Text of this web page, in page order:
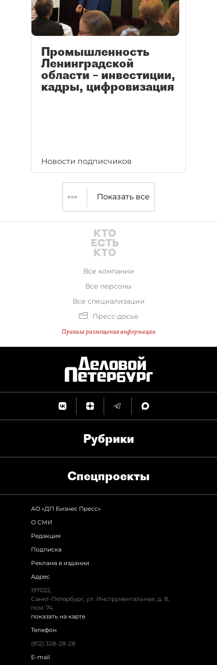
Промышленность
Ленинградской
области – инвестиции,
кадры, цифровизация
Новости подписчиков
Показать все
Все компании
Все персоны
Все специализации
Пресс-досье
Правила размещения информации
Рубрики
Спец­проекты
АО «ДП Бизнес Пресс»
О СМИ
Редакция
Подписка
Реклама в издании
Адрес
197022,
Санкт-Петербург, ул. Инструментальная, д. 8,
пом. 74.
показать на карте
Телефон
(812) 328-28-28
E-mail